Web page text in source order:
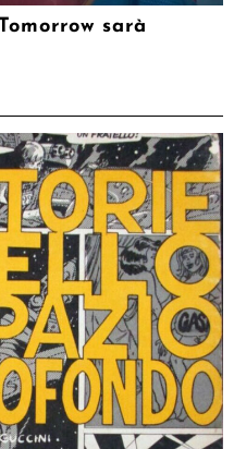
sarà